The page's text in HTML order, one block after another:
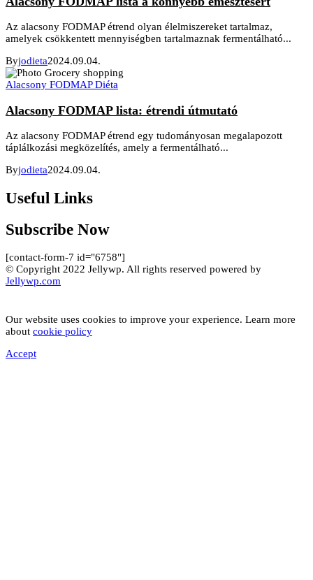
Az alacsony FODMAP étrend olyan élelmiszereket tartalmaz,
amelyek csökkentett mennyiségben tartalmaznak fermentálható...
Byjodieta2024.09.04.
Alacsony FODMAP Diéta
Alacsony FODMAP lista: étrendi útmutató
Az alacsony FODMAP étrend egy tudományosan megalapozott
táplálkozási megközelítés, amely a fermentálható...
Byjodieta2024.09.04.
Useful Links
Subscribe Now
[contact-form-7 id="6758"]
© Copyright 2022 Jellywp. All rights reserved powered by
Jellywp.com
Our website uses cookies to improve your experience. Learn more
about cookie policy
Accept